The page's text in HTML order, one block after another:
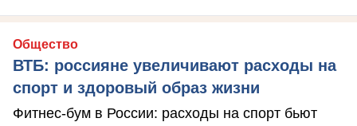
Общество
ВТБ: россияне увеличивают расходы на
спорт и здоровый образ жизни
Фитнес-бум в России: расходы на спорт бьют